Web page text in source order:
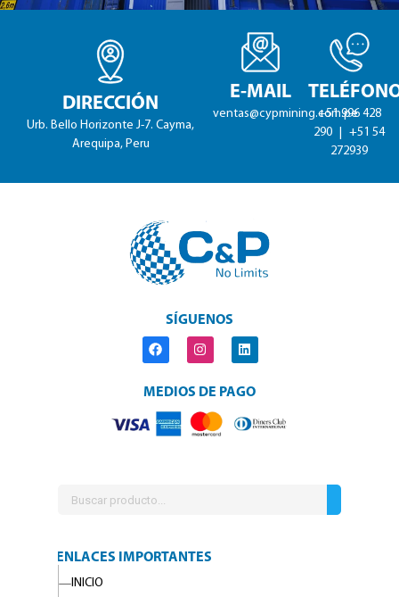
DIRECCIÓN
Urb. Bello Horizonte J-7. Cayma,
Arequipa, Peru
E-MAIL
ventas@cypmining.com.pe
+51 996 428
290
+51 54
272939
SÍGUENOS
MEDIOS DE PAGO
ENLACES IMPORTANTES
INICIO